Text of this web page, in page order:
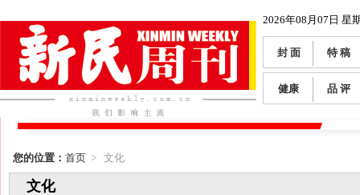
2026年08月07日 星
封 面 特 稿
健康 品 评
您的位置： 首页 > 文化
文化